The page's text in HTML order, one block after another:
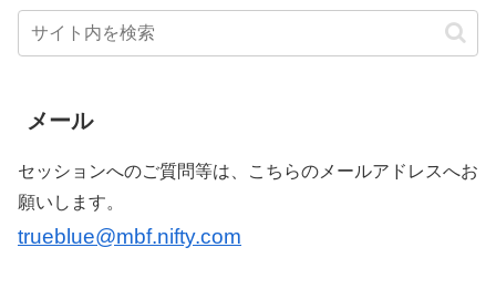
メール
セッションへのご質問等は、こちらのメールアドレスへお
願いします。
trueblue@mbf.nifty.com